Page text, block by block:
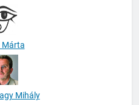
Márta
Mihály